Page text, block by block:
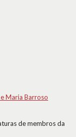
Maria Barroso
de membros da